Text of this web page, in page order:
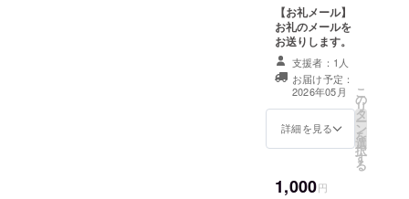
【お礼メール】
お礼のメールを
お送りします。
支援者：1人
お届け予定：
2026年05月
詳細を見る
こ
の
リ
タ
ー
ン
を
選
択
す
る
1,000円